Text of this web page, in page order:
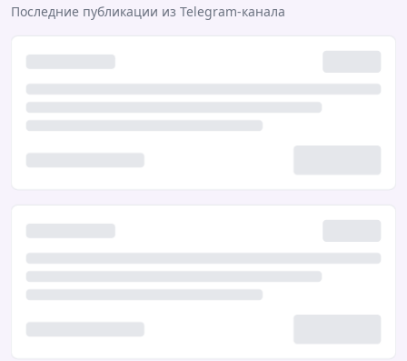
Последние публикации из Telegram-канала